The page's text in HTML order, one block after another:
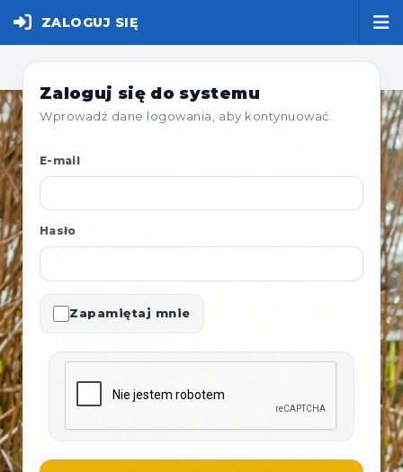
ZALOGUJ SIĘ
Zaloguj się do systemu
Wprowadź dane logowania, aby kontynuować.
E-mail
Hasło
Zapamiętaj mnie